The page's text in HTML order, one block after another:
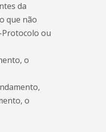
da
que não
Protocolo ou
o
o